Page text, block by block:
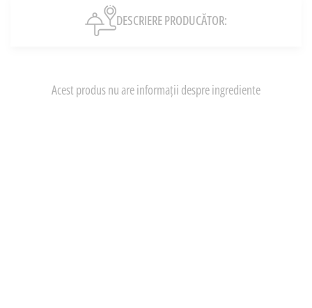
DESCRIERE PRODUCĂTOR:
Acest produs nu are informații despre ingrediente